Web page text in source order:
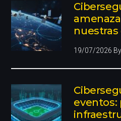
nuestras
19/07/2026 By
eventos: